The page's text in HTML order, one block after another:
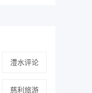
澧水评论
慈利旅游